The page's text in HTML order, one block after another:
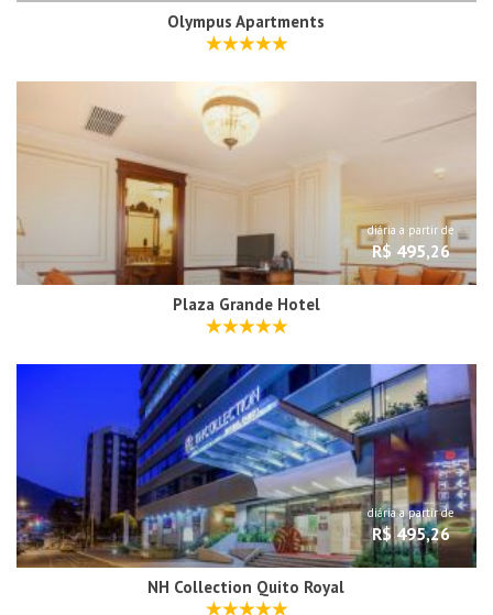
Olympus Apartments
diária a partir de
R$ 495,26
Plaza Grande Hotel
diária a partir de
R$ 495,26
NH Collection Quito Royal